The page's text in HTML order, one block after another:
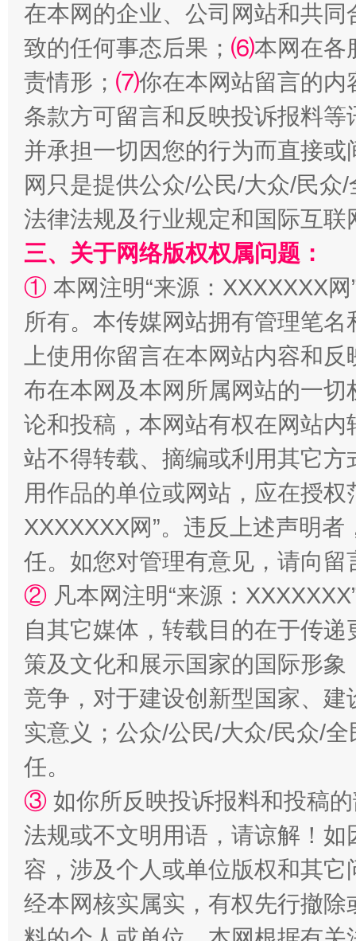
扯下公款旅游的“隐身衣” 如何以
“蜀中异人”王建安的艺术幻境
在本网的企业、公司网站和共
致的任何事态后果； ⑹本网在各
责情形； ⑺你在本网站留言的内
条款方可留言和反映投诉报料
并承担一切因您的行为而直接
网只是提供公众/公民/大众/民
法律法规及行业规定和国际互
三、关于网络版权权属问题：
① 本网注明“来源：XXXXXXX
所有。本传媒网站拥有管理笔
上使用你留言在本网站内容和
布在本网及本网所属网站的一
论和投稿，本网站有权在网站
站不得转载、摘编或利用其它
用作品的单位或网站，应在授
XXXXXXX网”。违反上述声明
任。如您对管理有意见，请向
② 凡本网注明“来源：
自其它媒体，转载目的在于传
策及文化和展示国家的国际形
竞争，对于建设创新型国家、
实意义；公众/公民/大众/民众/
任。
③ 如你所反映投诉报料和投稿
法规或不文明用语，请谅解！
容，涉及个人或单位版权和其它
经本网核实属实，有权先行撤